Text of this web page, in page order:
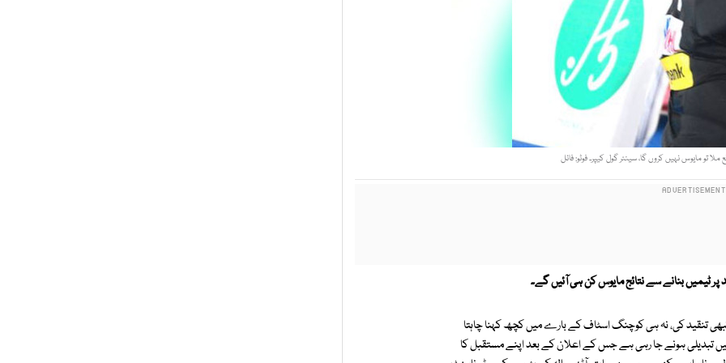
تو مایوس نہیں کروں گا، سینئر گول کیپر۔ فوٹو: فائل
ٹیمیں بنانے سے نتائج مایوس کن ہی آئیں گے۔
تنقید کی، نہ ہی کوچنگ اسٹاف کے بارے میں کچھ کہنا چاہتا
تبدیلی ہونے جا رہی ہے جس کے اعلان کے بعد اپنے مستقبل کا